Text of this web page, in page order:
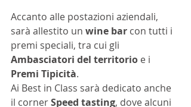
Accanto alle postazioni aziendali,
sarà allestito un wine bar con tutti i
premi speciali, tra cui gli
Ambasciatori del territorio e i
Premi Tipicità.
Ai Best in Class sarà dedicato anche
il corner Speed tasting, dove alcuni